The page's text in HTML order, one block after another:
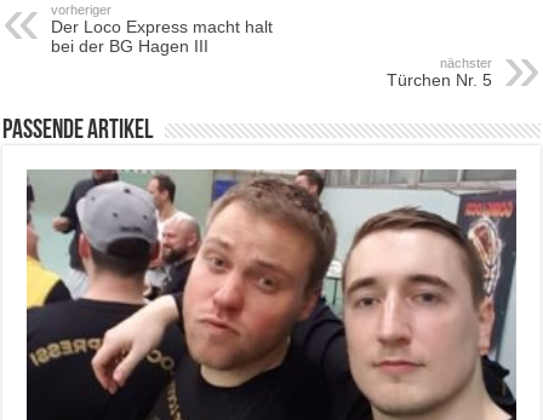
vorheriger
Der Loco Express macht halt
bei der BG Hagen III
nächster
Türchen Nr. 5
Passende Artikel